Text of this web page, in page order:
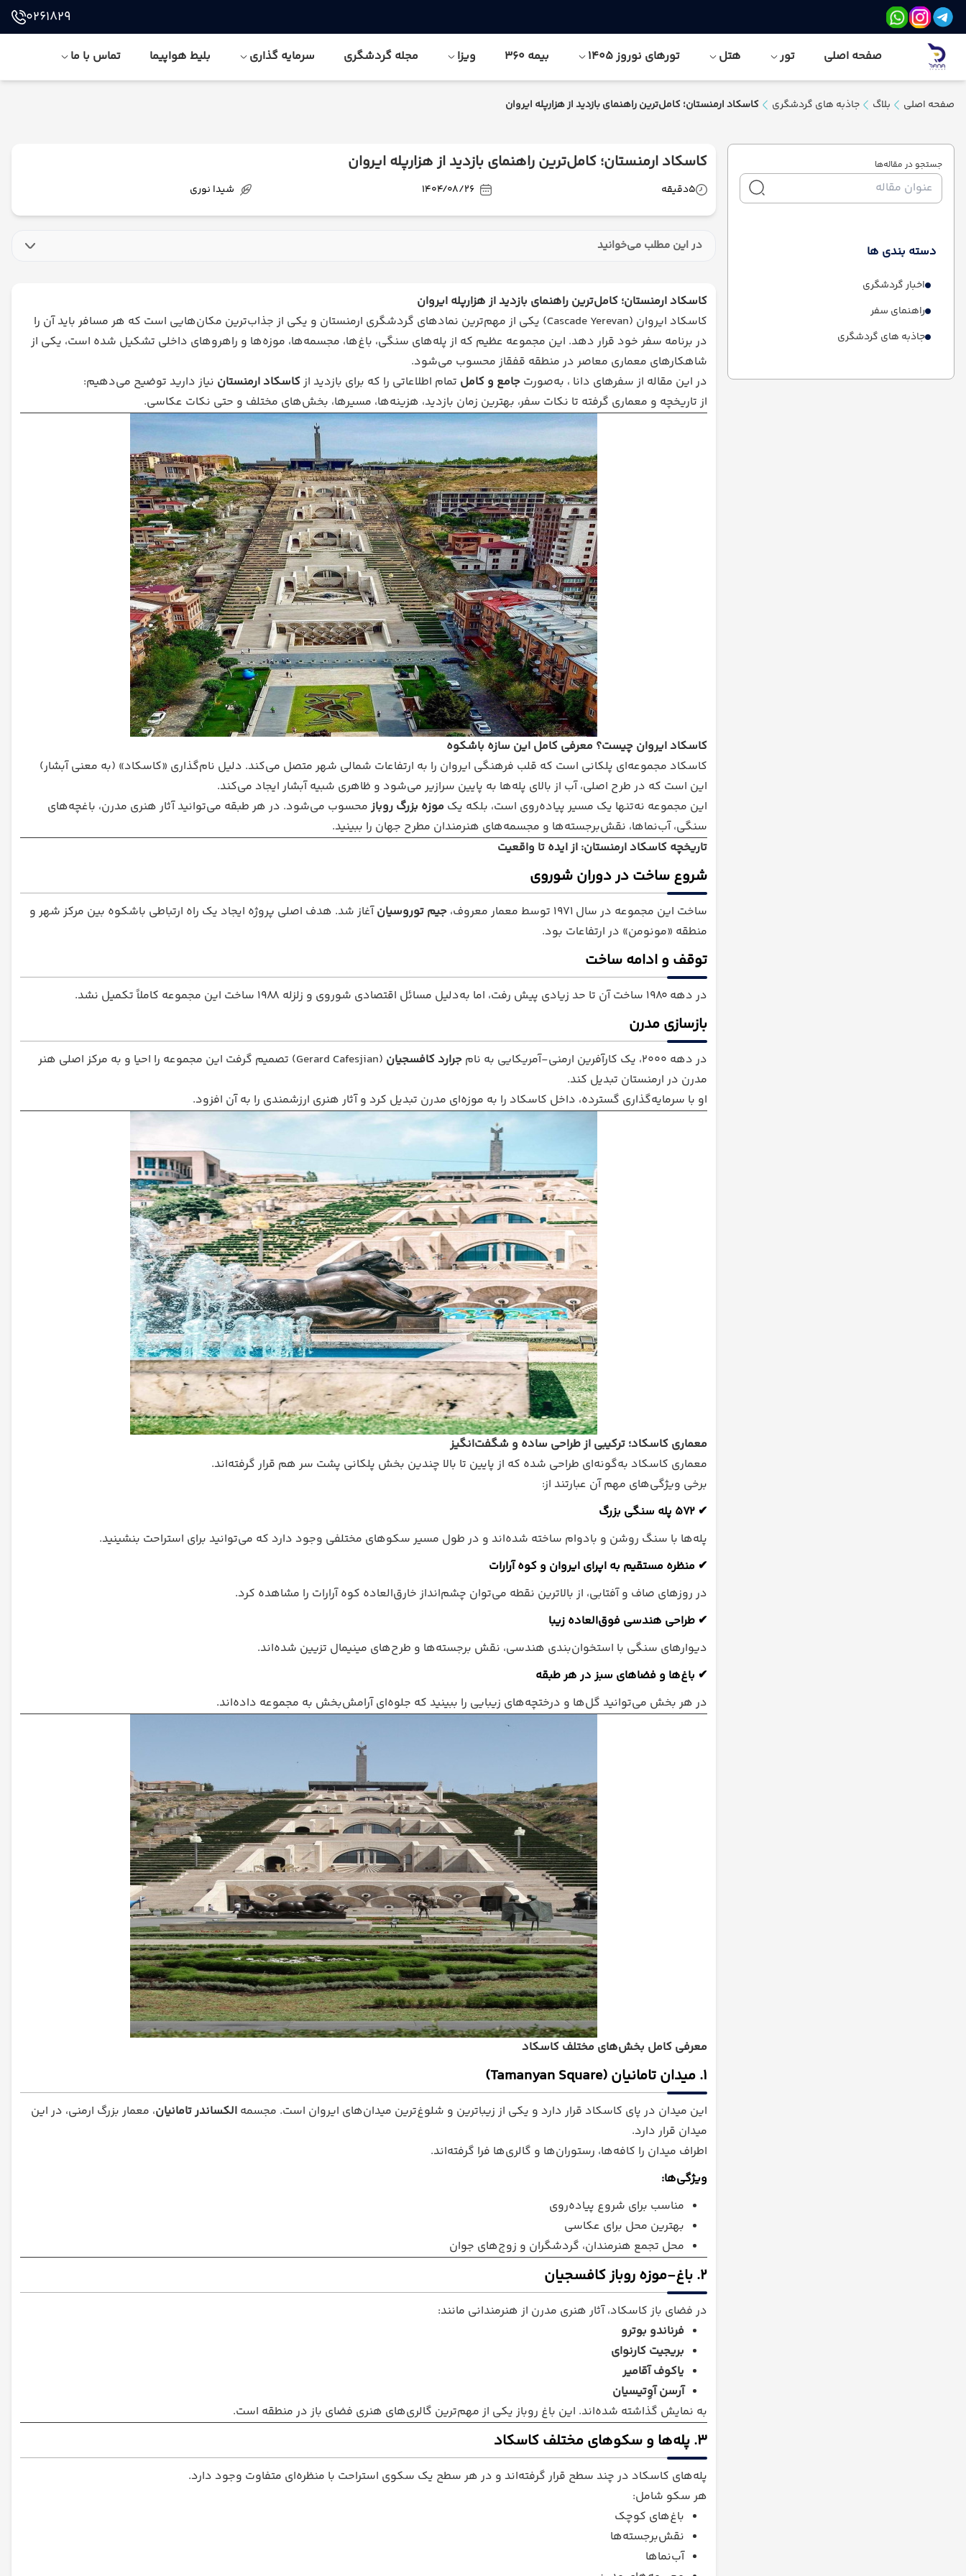
صفحه اصلی تور هتل تورهای نوروز 1405 بیمه 360 ویزا مجله گردشگری سرمایه گذاری بلیط هواپیما تماس با ما
صفحه اصلی بلاگ جاذبه های گردشگری کاسکاد ارمنستان؛ کامل‌ترین راهنمای بازدید از هزارپله ایروان
جستجو در مقاله‌ها
دسته بندی ها
اخبار گردشگری
راهنمای سفر
جاذبه های گردشگری
کاسکاد ارمنستان؛ کامل‌ترین راهنمای بازدید از هزارپله ایروان
5دقیقه 1404/08/26 شیدا نوری
در این مطلب می‌خوانید
کاسکاد ارمنستان؛ کامل‌ترین راهنمای بازدید از هزارپله ایروان
کاسکاد ایروان (Cascade Yerevan) یکی از مهم‌ترین نمادهای گردشگری ارمنستان و یکی از جذاب‌ترین مکان‌هایی است که هر مسافر باید آن را
در برنامه سفر خود قرار دهد. این مجموعه عظیم که از پله‌های سنگی، باغ‌ها، مجسمه‌ها، موزه‌ها و راهروهای داخلی تشکیل شده است، یکی از
شاهکارهای معماری معاصر در منطقه قفقاز محسوب می‌شود.
در این مقاله از سفرهای دانا ، به‌صورت جامع و کامل تمام اطلاعاتی را که برای بازدید ازکاسکاد ارمنستان نیاز دارید توضیح می‌دهیم:
از تاریخچه و معماری گرفته تا نکات سفر، بهترین زمان بازدید، هزینه‌ها، مسیرها، بخش‌های مختلف و حتی نکات عکاسی.
کاسکاد ایروان چیست؟ معرفی کامل این سازه باشکوه
کاسکاد مجموعه‌ای پلکانی است که قلب فرهنگی ایروان را به ارتفاعات شمالی شهر متصل می‌کند. دلیل نام‌گذاری «کاسکاد» (به معنی آبشار)
این است که در طرح اصلی، آب از بالای پله‌ها به پایین سرازیر می‌شود و ظاهری شبیه آبشار ایجاد می‌کند.
این مجموعه نه‌تنها یک مسیر پیاده‌روی است، بلکه یک موزه بزرگ روبازمحسوب می‌شود. در هر طبقه می‌توانید آثار هنری مدرن، باغچه‌های
سنگی، آب‌نماها، نقش‌برجسته‌ها و مجسمه‌های هنرمندان مطرح جهان را ببینید.
تاریخچه کاسکاد ارمنستان: از ایده تا واقعیت
شروع ساخت در دوران شوروی
ساخت این مجموعه در سال ۱۹۷۱ توسط معمار معروف، جیم توروسیانآغاز شد. هدف اصلی پروژه ایجاد یک راه ارتباطی باشکوه بین مرکز شهر و
منطقه «مونومن» در ارتفاعات بود.
توقف و ادامه ساخت
در دهه ۱۹۸۰ ساخت آن تا حد زیادی پیش رفت، اما به‌دلیل مسائل اقتصادی شوروی و زلزله ۱۹۸۸ ساخت این مجموعه کاملاً تکمیل نشد.
بازسازی مدرن
در دهه ۲۰۰۰، یک کارآفرین ارمنی-آمریکایی به نام جرارد کافسجیان
(Gerard Cafesjian) تصمیم گرفت این مجموعه را احیا و به مرکز اصلی هنر
مدرن در ارمنستان تبدیل کند.
او با سرمایه‌گذاری گسترده، داخل کاسکاد را به موزه‌ای مدرن تبدیل کرد و آثار هنری ارزشمندی را به آن افزود.
معماری کاسکاد؛ ترکیبی از طراحی ساده و شگفت‌انگیز
معماری کاسکاد به‌گونه‌ای طراحی شده که از پایین تا بالا چندین بخش پلکانی پشت سر هم قرار گرفته‌اند.
برخی ویژگی‌های مهم آن عبارتند از:
✔ ۵۷۲ پله سنگی بزرگ
پله‌ها با سنگ روشن و بادوام ساخته شده‌اند و در طول مسیر سکوهای مختلفی وجود دارد که می‌توانید برای استراحت بنشینید.
✔ منظره مستقیم به اپرای ایروان و کوه آرارات
در روزهای صاف و آفتابی، از بالاترین نقطه می‌توان چشم‌انداز خارق‌العاده کوه آرارات را مشاهده کرد.
✔ طراحی هندسی فوق‌العاده زیبا
دیوارهای سنگی با استخوان‌بندی هندسی، نقش برجسته‌ها و طرح‌های مینیمال تزیین شده‌اند.
✔ باغ‌ها و فضاهای سبز در هر طبقه
در هر بخش می‌توانید گل‌ها و درختچه‌های زیبایی را ببینید که جلوه‌ای آرامش‌بخش به مجموعه داده‌اند.
معرفی کامل بخش‌های مختلف کاسکاد
۱. میدان تامانیان (Tamanyan Square)
این میدان در پای کاسکاد قرار دارد و یکی از زیباترین و شلوغ‌ترین میدان‌های ایروان است. مجسمه الکساندر تامانیان، معمار بزرگ ارمنی، در این
میدان قرار دارد.
اطراف میدان را کافه‌ها، رستوران‌ها و گالری‌ها فرا گرفته‌اند.
ویژگی‌ها:
مناسب برای شروع پیاده‌روی
بهترین محل برای عکاسی
محل تجمع هنرمندان، گردشگران و زوج‌های جوان
۲. باغ-موزه روباز کافسجیان
در فضای باز کاسکاد، آثار هنری مدرن از هنرمندانی مانند:
فرناندو بوترو
بریجیت کارنوای
یاکوف آقامیر
آرسن آوِتیسیان
به نمایش گذاشته شده‌اند. این باغ روباز یکی از مهم‌ترین گالری‌های هنری فضای باز در منطقه است.
۳. پله‌ها و سکوهای مختلف کاسکاد
پله‌های کاسکاد در چند سطح قرار گرفته‌اند و در هر سطح یک سکوی استراحت با منظره‌ای متفاوت وجود دارد.
هر سکو شامل:
باغ‌های کوچک
نقش‌برجسته‌ها
آب‌نماها
0261829